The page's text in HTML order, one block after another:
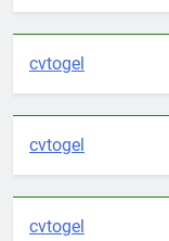
cvtogel
cvtogel
cvtogel